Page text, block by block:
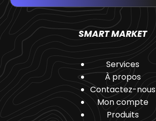
SMART MARKET
Services
À propos
Contactez-nous
Mon compte
Produits